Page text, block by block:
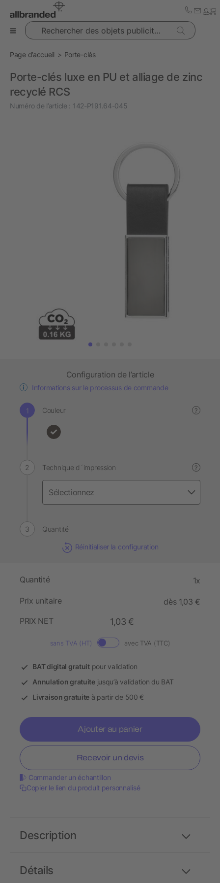
Rechercher des objets publicitaires
Page d’accueil Porte-clés
Porte-clés luxe en PU et alliage de zinc
recyclé RCS
Numéro de l’article : 142-P191.64-045
Configuration de l’article
Informations sur le processus de commande
Couleur ?
Technique d´impression ?
Quantité
Réinitialiser la configuration
Quantité 1x
Prix unitaire
dès 1,03 €
PRIX NET
1,03 €
sans TVA (HT) avec TVA (TTC)
BAT digital gratuitpour validation
Annulation gratuitejusqu’à validation du BAT
Livraison gratuite à partir de 500 €
Ajouter au panier
Recevoir un devis
Commander un échantillon
Copier le lien du produit personnalisé
Détails
Description